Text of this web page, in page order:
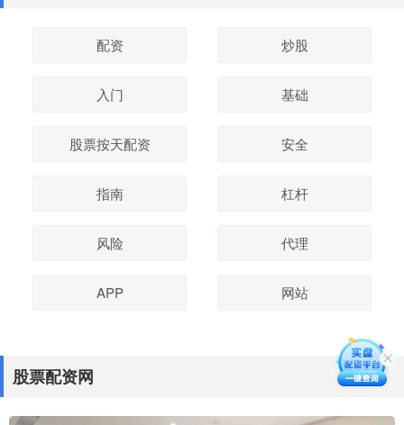
配资 炒股
入门 基础
股票按天配资 安全
指南 杠杆
风险 代理
APP 网站
股票配资网